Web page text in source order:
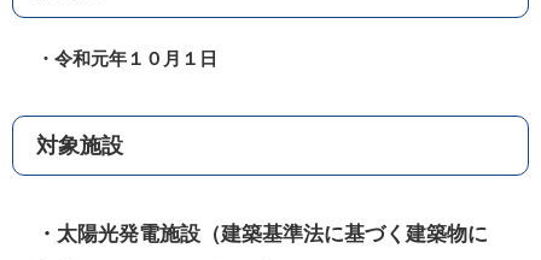
・令和元年１０月１日
対象施設
・太陽光発電施設（建築基準法に基づく建築物に